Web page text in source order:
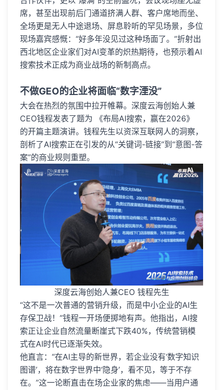
席，甚至出现前后门通道挤满人群、客户席地而坐、
全场更是无人中途退场、屏息聆听的罕见场景，多位
现场嘉宾感慨：“好多年没见过这种场面了。”折射出
西北地区企业家们对AI变革的炽热期待，也预示着AI
搜索技术正成为商业战场的新制高点。
不做GEO的企业将面临“数字湮没”
大会在热烈的氛围中拉开帷幕。深度云海创始人兼
CEO钱程发表了题为 《布局AI搜索，赢在2026》
的开篇主题演讲。钱程先生以资深互联网人的洞察，
剖析了AI搜索正在引发的从“关键词-链接”到“意图-答
案”的商业规则重塑。
深度云海创始人兼CEO 钱程先生
“这不是一次普通的营销升级，而是中小企业的AI生
存保卫战！”钱程一开场便掷地有声。他指出，AI搜
索正让企业自然流量断崖式下跌40%，传统营销模
式在AI时代已逐渐失效。
他直言：“在AI主导的新世界，若企业没有‘数字知识
图谱’，将在数字世界中‘隐身’，看不见，等于不存
在。”这一论断直击在场企业家的焦虑——当用户通